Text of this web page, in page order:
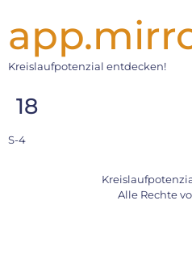
Kreislaufpotenzial entdecken!
18
S-4
Alle Rechte